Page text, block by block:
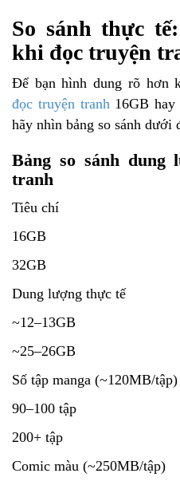
So sánh thực
khi đọc truyện
Để bạn hình dung rõ hơn
đọc truyện tranh 16GB hay
hãy nhìn bảng so sánh dưới
Bảng so sánh
tranh
Tiêu chí
16GB
32GB
Dung lượng thực tế
~12–13GB
~25–26GB
Số tập manga (~120MB/tập)
90–100 tập
200+ tập
Comic màu (~250MB/tập)